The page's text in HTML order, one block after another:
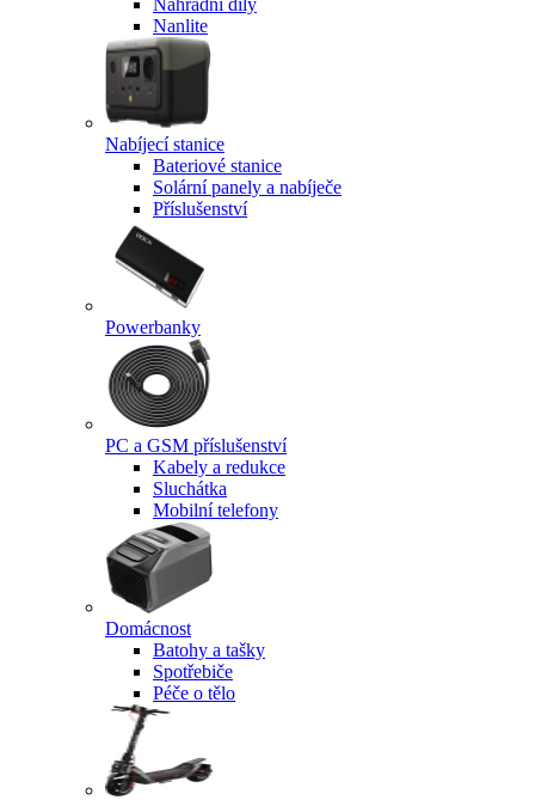
Náhradní díly
Nanlite
Nabíjecí stanice
Bateriové stanice
Solární panely a nabíječe
Příslušenství
Powerbanky
PC a GSM příslušenství
Kabely a redukce
Sluchátka
Mobilní telefony
Domácnost
Batohy a tašky
Spotřebiče
Péče o tělo